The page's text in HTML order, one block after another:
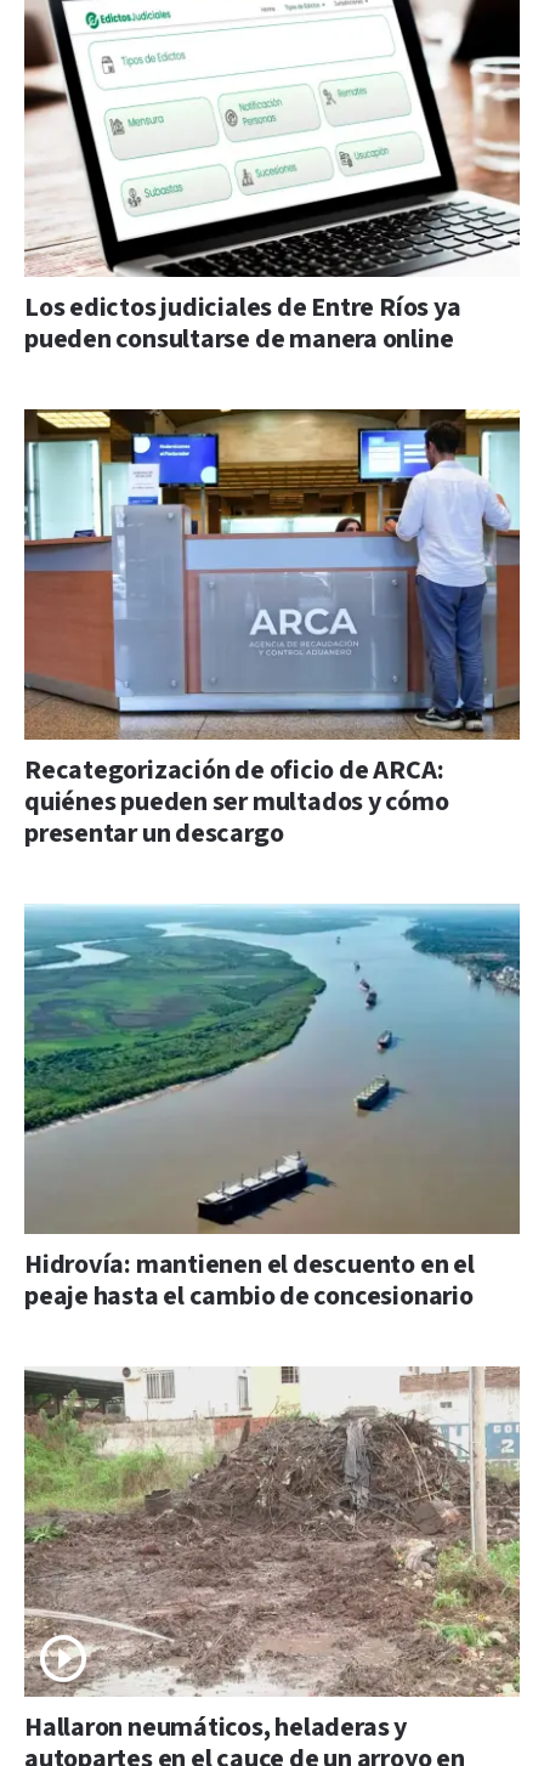
Los edictos judiciales de Entre Ríos ya
pueden consultarse de manera online
Recategorización de oficio de ARCA:
quiénes pueden ser multados y cómo
presentar un descargo
Hidrovía: mantienen el descuento en el
peaje hasta el cambio de concesionario
Hallaron neumáticos, heladeras y
autopartes en el cauce de un arroyo en